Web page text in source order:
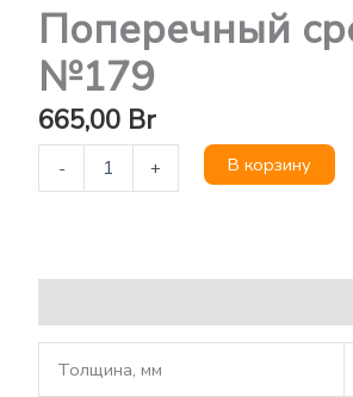
Поперечный
№179
665,00 Br
- + В корзину
Толщина, мм